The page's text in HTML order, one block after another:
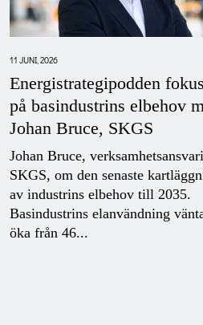
11 JUNI, 2026
Energistrategipodden
på basindustrins elbehov
Johan Bruce, SKGS
Johan Bruce,
SKGS, om den senaste
av industrins elbehov till 2035.
Basindustrins elanvändning
öka från 46...